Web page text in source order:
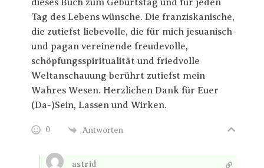
dieses Buch zum Geburtstag und für jeden
Tag des Lebens wünsche. Die franziskanische,
die zutiefst liebevolle, die für mich jesuanisch-
und pagan vereinende freudevolle,
schöpfungsspiritualität und friedvolle
Weltanschauung berührt zutiefst mein
Wahres Wesen. Herzlichen Dank für Euer
(Da-)Sein, Lassen und Wirken.
0 Antworten
astrid